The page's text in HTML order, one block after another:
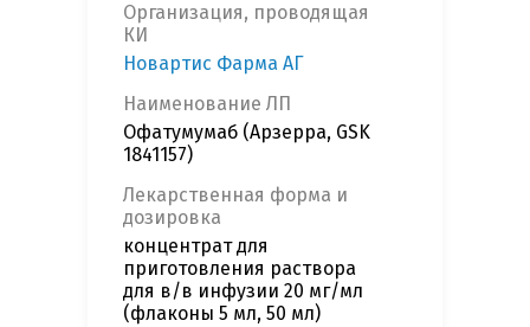
Организация, проводящая
КИ
Новартис Фарма АГ
Наименование ЛП
Офатумумаб (Арзерра, GSK
1841157)
Лекарственная форма и
дозировка
концентрат для
приготовления раствора
для в/в инфузии 20 мг/мл
(флаконы 5 мл, 50 мл)